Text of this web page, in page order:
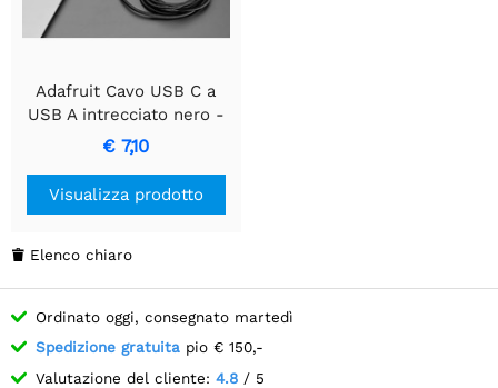
Adafruit Cavo USB C a
USB A intrecciato nero -
lungo 2 metri
€ 7,10
Visualizza prodotto
 Elenco chiaro
Ordinato oggi, consegnato martedì
Spedizione gratuita pio € 150,-
Valutazione del cliente: 4.8 / 5